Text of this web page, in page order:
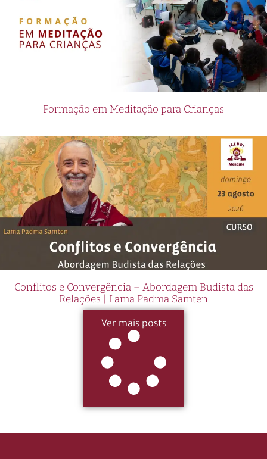
Formação em Meditação para Crianças
Conflitos e Convergência – Abordagem Budista das
Relações | Lama Padma Samten
Ver mais posts